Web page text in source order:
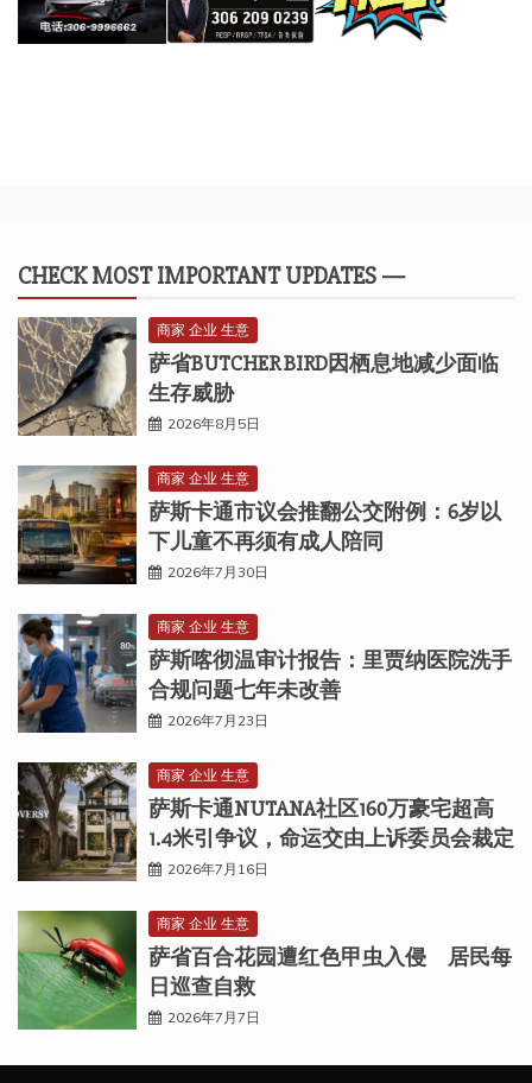
CHECK MOST IMPORTANT UPDATES —
商家 企业 生意
萨省BUTCHER BIRD因栖息地减少面临
生存威胁
2026年8月5日
商家 企业 生意
萨斯卡通市议会推翻公交附例：6岁以
下儿童不再须有成人陪同
2026年7月30日
商家 企业 生意
萨斯喀彻温审计报告：里贾纳医院洗手
合规问题七年未改善
2026年7月23日
商家 企业 生意
萨斯卡通NUTANA社区160万豪宅超高
1.4米引争议，命运交由上诉委员会裁定
2026年7月16日
商家 企业 生意
萨省百合花园遭红色甲虫入侵 居民每
日巡查自救
2026年7月7日